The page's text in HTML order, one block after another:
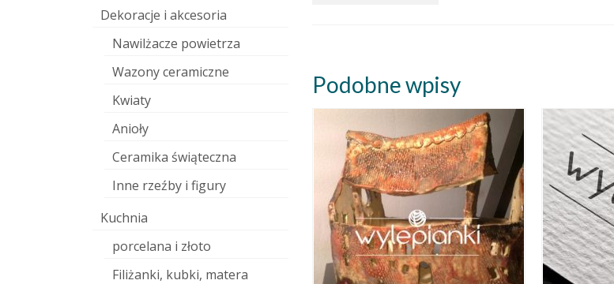
Podobne wpisy
Dekoracje i akcesoria
Nawilżacze powietrza
Wazony ceramiczne
Kwiaty
Anioły
Ceramika świąteczna
Inne rzeźby i figury
Kuchnia
porcelana i złoto
Filiżanki, kubki, matera